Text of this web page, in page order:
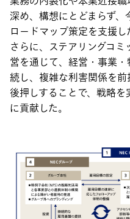
深め、構想にとどまらず
ロードマップ策定を支援し
さらに、ステアリングコ
営を通じて、経営・事業
続し、複雑な利害関係を
後押しすることで、戦略
に貢献した。